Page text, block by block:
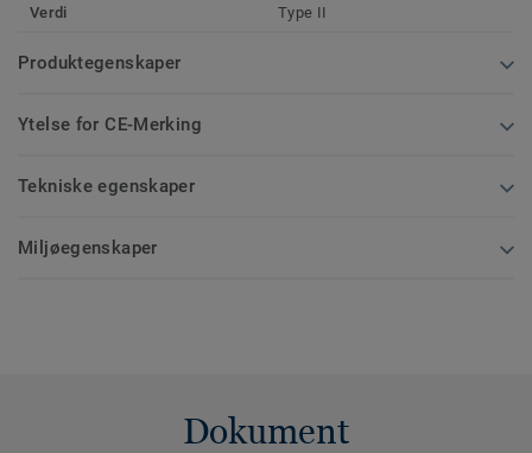
Verdi Type II
Produktegenskaper
Ytelse for CE-Merking
Tekniske egenskaper
Miljøegenskaper
Dokument